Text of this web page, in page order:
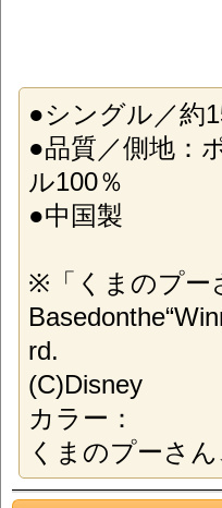
●シングル／約
●品質／側地：
ル100％
●中国製
※「くまのプー
rd.
(C)Disney
カラー：
くまのプーさ